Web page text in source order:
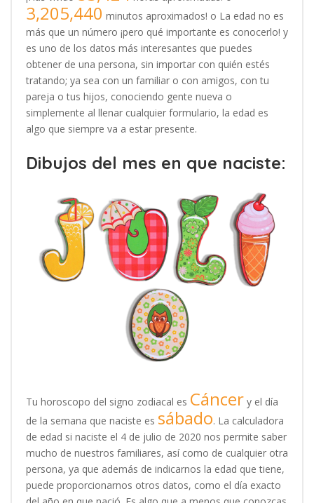
3,205,440 minutos aproximados! o La edad no es
más que un número ¡pero qué importante es conocerlo! y
es uno de los datos más interesantes que puedes
obtener de una persona, sin importar con quién estés
tratando; ya sea con un familiar o con amigos, con tu
pareja o tus hijos, conociendo gente nueva o
simplemente al llenar cualquier formulario, la edad es
algo que siempre va a estar presente.
Dibujos del mes en que naciste:
Tu horoscopo del signo zodiacal es Cáncer y el día
de la semana que naciste es sábado. La calculadora
de edad si naciste el 4 de julio de 2020 nos permite saber
mucho de nuestros familiares, así como de cualquier otra
persona, ya que además de indicarnos la edad que tiene,
puede proporcionarnos otros datos, como el día exacto